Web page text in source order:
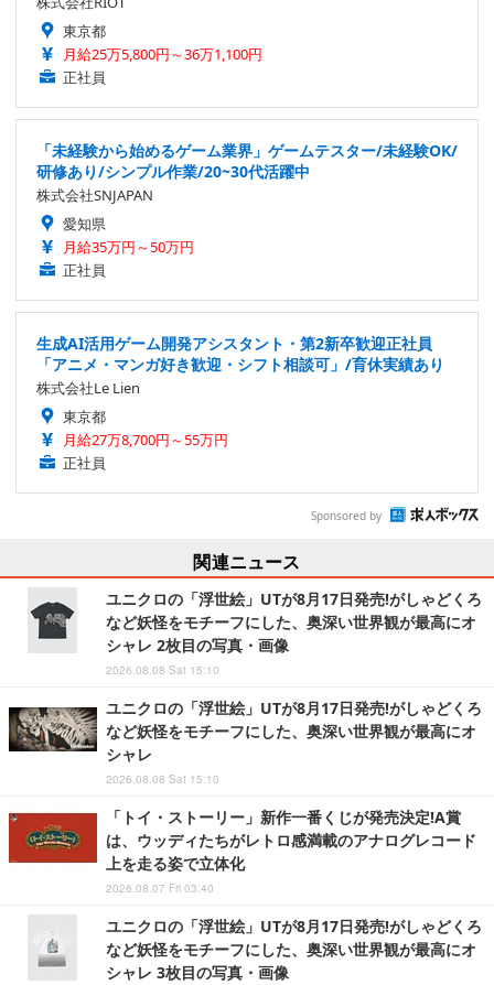
東京都
月給25万5,800円～36万1,100円
正社員
「未経験から始めるゲーム業界」ゲームテスター/未経験OK/
研修あり/シンプル作業/20~30代活躍中
株式会社SNJAPAN
愛知県
月給35万円～50万円
正社員
生成AI活用ゲーム開発アシスタント・第2新卒歓迎正社員
「アニメ・マンガ好き歓迎・シフト相談可」/育休実績あり
株式会社Le Lien
東京都
月給27万8,700円～55万円
正社員
Sponsored by
関連ニュース
ユニクロの「浮世絵」UTが8月17日発売!がしゃどくろ
など妖怪をモチーフにした、奥深い世界観が最高にオ
シャレ 2枚目の写真・画像
2026.08.08 Sat 15:10
ユニクロの「浮世絵」UTが8月17日発売!がしゃどくろ
など妖怪をモチーフにした、奥深い世界観が最高にオ
シャレ
2026.08.08 Sat 15:10
「トイ・ストーリー」新作一番くじが発売決定!A賞
は、ウッディたちがレトロ感満載のアナログレコード
上を走る姿で立体化
2026.08.07 Fri 03:40
ユニクロの「浮世絵」UTが8月17日発売!がしゃどくろ
など妖怪をモチーフにした、奥深い世界観が最高にオ
シャレ 3枚目の写真・画像